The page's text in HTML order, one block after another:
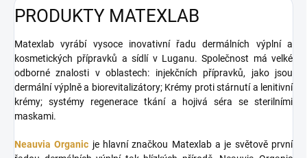
PRODUKTY MATEXLAB
Matexlab vyrábí vysoce inovativní řadu dermálních výplní a
kosmetických přípravků a sídlí v Luganu. Společnost má velké
odborné znalosti v oblastech: injekčních přípravků, jako jsou
dermální výplně a biorevitalizátory; Krémy proti stárnutí a lenitivní
krémy; systémy regenerace tkání a hojivá séra se sterilními
maskami.
Neauvia Organic je hlavní značkou Matexlab a je světově první